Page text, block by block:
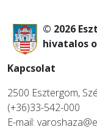
© 2026
hivatalos
Kapcsolat
2500 Esztergom,
(+36)33-542-000
E-mail: